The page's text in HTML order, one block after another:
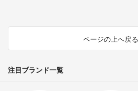
ページの上へ戻る
注目ブランド一覧